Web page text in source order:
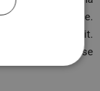
kritické situace.
může oba ohrozit.
a nechovat se